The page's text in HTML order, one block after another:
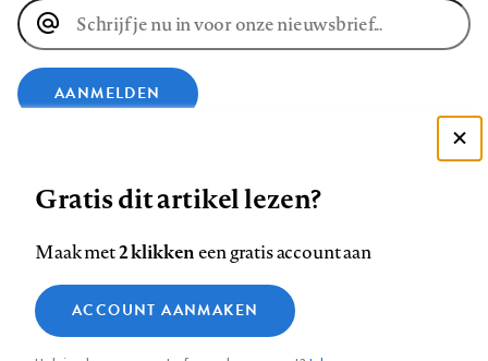
E-
mailadres
AANMELDEN
op
Facebook
op
LinkedIn
op
Bluesky
ons
op
InstagramYouTube
Footer
Contact Colofon Disclaimer Privacy
Medische vragen verdienen
betrouwbare antwoorden
Zie onze cookie policy
Functionele cookies
Analytische cookies
Gratis dit artikel lezen?
Maak met2 klikkeneen gratis account aan
ACCOUNT AANMAKEN